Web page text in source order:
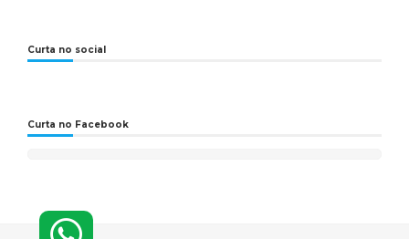
Curta no social
Curta no Facebook